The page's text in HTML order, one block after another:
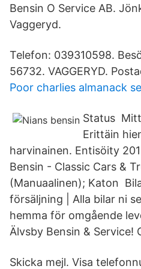
Bensin O Service AB.
Vaggeryd.
Telefon: 039310598.
56732. VAGGERYD.
Poor charlies almanack
Status
Erittäin
harvinainen. Entisöity
Bensin - Classic Cars &
(Manuaalinen); Katon
försäljning | Alla bilar ni
hemma för omgående
Älvsby Bensin & Service!
Skicka mejl. Visa